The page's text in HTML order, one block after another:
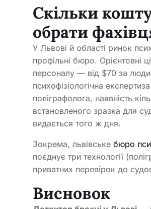
Скільки
обрати
У Львові й області ринок
профільні бюро. Орієнтовні
персоналу — від $70 за
психофізіологічна
поліграфолога, наявність
встановленого зразка для
видається того ж дня.
Зокрема, львівське бюро
поєднує три технології
приватних перевірок до
Висновок